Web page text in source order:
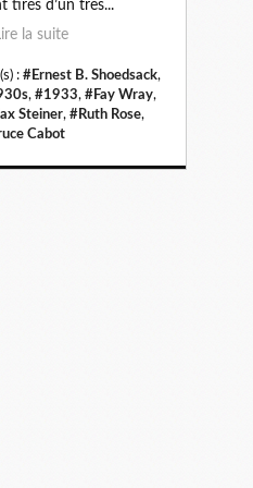
tirés d’un très...
la suite
: #Ernest B. Shoedsack,
, #1933, #Fay Wray,
Steiner, #Ruth Rose,
Cabot